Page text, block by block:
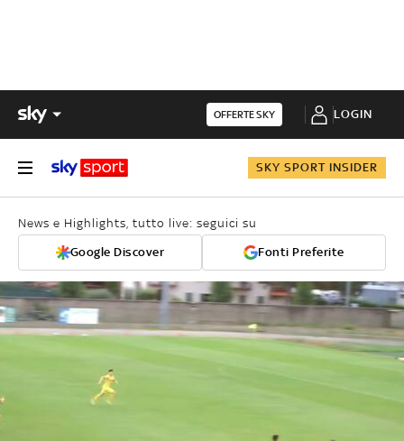
OFFERTE SKY LOGIN
SKY SPORT INSIDER
News e Highlights, tutto live: seguici su
Google Discover Fonti Preferite